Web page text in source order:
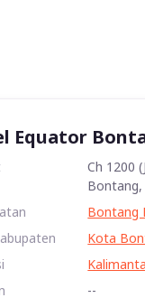
Equator
Ch 1200
Bontang,
Bontang
Kota
--